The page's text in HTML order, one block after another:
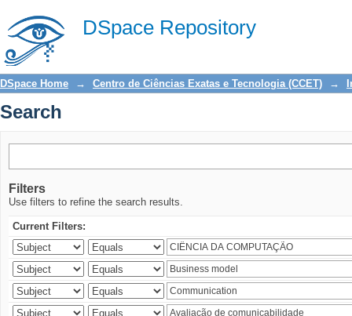
DSpace Repository
Search
DSpace Home → Centro de Ciências Exatas e Tecnologia (CCET) →
Search
Filters
Use filters to refine the search results.
Current Filters: